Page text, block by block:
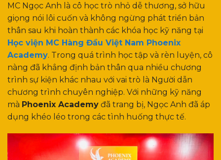
MC Ngọc Anh là cô học trò nhỏ dễ thương, sở hữu
giọng nói lôi cuốn và không ngừng phát triển bản
thân sau khi hoàn thành các khóa học kỹ năng tại
Học viện MC Hàng Đầu Việt Nam Phoenix
Academy. Trong quá trình học tập và rèn luyện, cô
nàng đã khẳng định bản thân qua nhiều chương
trình sự kiện khác nhau với vai trò là Người dẫn
chương trình chuyên nghiệp. Với những kỹ năng
mà Phoenix Academy đã trang bị, Ngọc Anh đã áp
dụng khéo léo trong các tình huống thực tế.